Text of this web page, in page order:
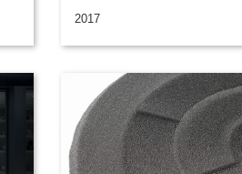
2017